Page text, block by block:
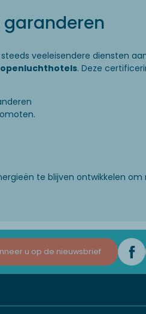
garanderen
veeleisendere diensten
. Deze
te blijven ontwikkelen
u op de nieuwsbrief